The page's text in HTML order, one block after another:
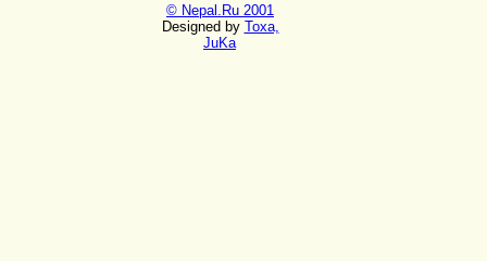
© Nepal.Ru 2001
Designed by Toxa,
JuKa